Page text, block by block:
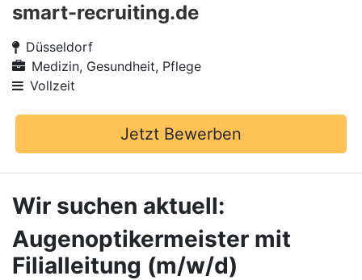
smart-recruiting.de
Düsseldorf
Medizin, Gesundheit, Pflege
Vollzeit
Jetzt Bewerben
Wir suchen aktuell:
Augenoptikermeister mit
Filialleitung (m/w/d)